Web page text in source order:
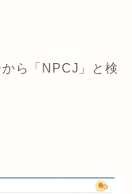
ら「NPCJ」と検